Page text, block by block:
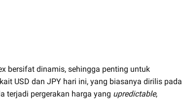
bersifat dinamis, sehingga penting untuk
USD dan JPY hari ini, yang biasanya dirilis pada
terjadi pergerakan harga yang upredictable,